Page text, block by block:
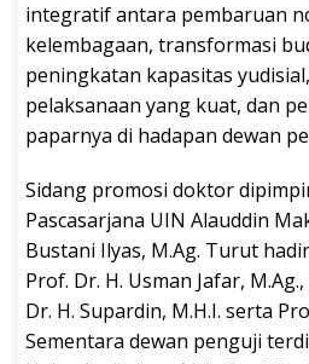
integratif antara pembaruan
kelembagaan, transformasi
peningkatan kapasitas
pelaksanaan yang kuat, dan
paparnya di hadapan dewan
Sidang promosi doktor
Pascasarjana UIN Alauddin
Bustani Ilyas, M.Ag. Turut
Prof. Dr. H. Usman Jafar,
Dr. H. Supardin, M.H.I. serta
Sementara dewan penguji